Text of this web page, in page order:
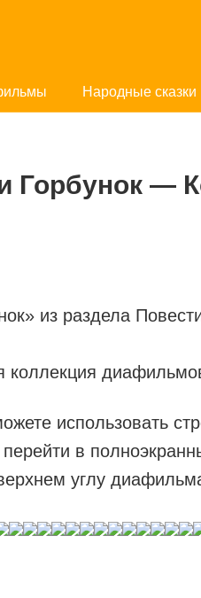
Народные сказки
—
из раздела
использовать
в
углу